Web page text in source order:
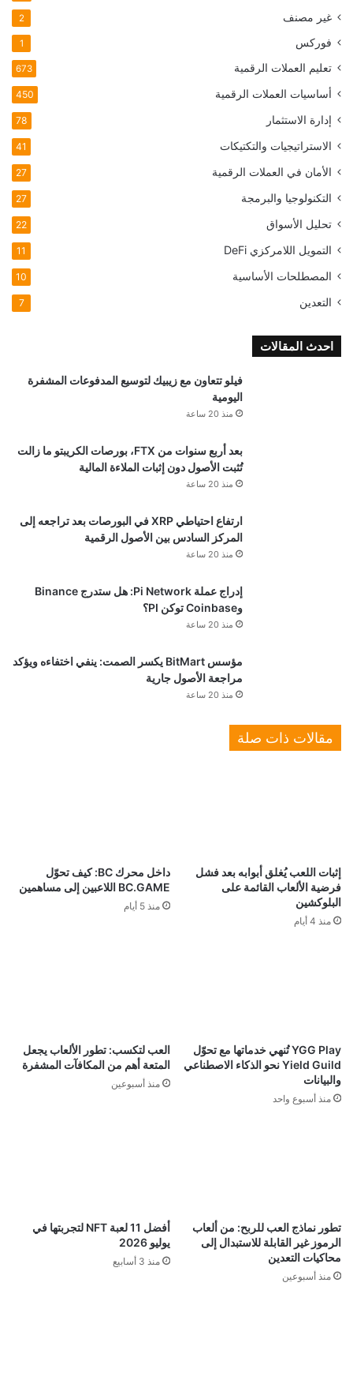
غير مصنف 2
فوركس 1
تعليم العملات الرقمية 673
أساسيات العملات الرقمية 450
إدارة الاستثمار 78
الاستراتيجيات والتكتيكات 41
الأمان في العملات الرقمية 27
التكنولوجيا والبرمجة 27
تحليل الأسواق 22
التمويل اللامركزي DeFi
11
المصطلحات الأساسية 10
التعدين 7
احدث المقالات
فيلو تتعاون مع زيبيك لتوسيع المدفوعات المشفرة
اليومية
منذ 20 ساعة
بعد أربع سنوات من FTX، بورصات الكريبتو ما زالت
تُثبت الأصول دون إثبات الملاءة المالية
منذ 20 ساعة
ارتفاع احتياطي XRP في البورصات بعد تراجعه إلى
المركز السادس بين الأصول الرقمية
منذ 20 ساعة
إدراج عملة Pi Network: هل ستدرج Binance
وCoinbase توكن PI؟
منذ 20 ساعة
مؤسس BitMart يكسر الصمت: ينفي اختفاءه ويؤكد
مراجعة الأصول جارية
منذ 20 ساعة
مقالات ذات صلة
إثبات اللعب يُغلق أبوابه بعد فشل
فرضية الألعاب القائمة على
البلوكشين
منذ 4 أيام
داخل محرك BC: كيف تحوّل
BC.GAME اللاعبين إلى مساهمين
منذ 5 أيام
YGG Play تُنهي خدماتها مع تحوّل
Yield Guild نحو الذكاء الاصطناعي
والبيانات
منذ أسبوع واحد
العب لتكسب: تطور الألعاب يجعل
المتعة أهم من المكافآت المشفرة
منذ أسبوعين
تطور نماذج العب للربح: من ألعاب
الرموز غير القابلة للاستبدال إلى
محاكيات التعدين
منذ أسبوعين
أفضل 11 لعبة NFT لتجربتها في
يوليو 2026
منذ 3 أسابيع